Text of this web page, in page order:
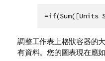
=if(Sum([Units
調整工作表上格狀容器的
有資料。您的圖表現在應如